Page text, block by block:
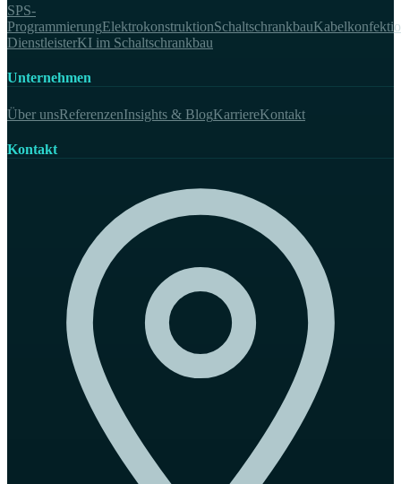
SPS-
ProgrammierungElektrokonstruktionSchaltschrankbau
DienstleisterKI im Schaltschrankbau
Unternehmen
Über unsReferenzenInsights & BlogKarriereKontakt
Kontakt